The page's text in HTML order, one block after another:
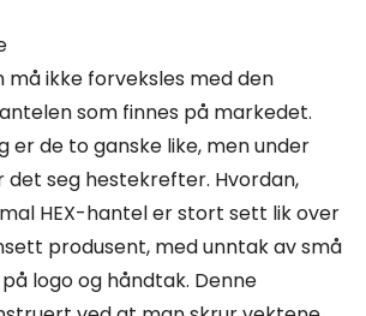
må ikke forveksles med den
som finnes på markedet.
er de to ganske like, men under
det seg hestekrefter. Hvordan,
HEX-hantel er stort sett lik over
produsent, med unntak av små
logo og håndtak. Denne